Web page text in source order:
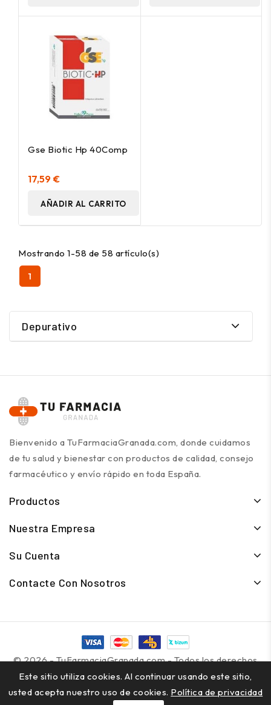
Gse Biotic Hp 40Comp
17,59 €
AÑADIR AL CARRITO
Mostrando 1-58 de 58 artículo(s)
1
Depurativo
Bienvenido a TuFarmaciaGranada.com, donde cuidamos
de tu salud y bienestar con productos de calidad, consejo
farmacéutico y envío rápido en toda España.
Productos
Nuestra Empresa
Su Cuenta
Contacte Con Nosotros
Este sitio utiliza cookies. Al continuar usando este sitio,
usted acepta nuestro uso de cookies. Política de privacidad
© 2026 - TuFarmaciaGranada.com - Todos los derechos
reservados